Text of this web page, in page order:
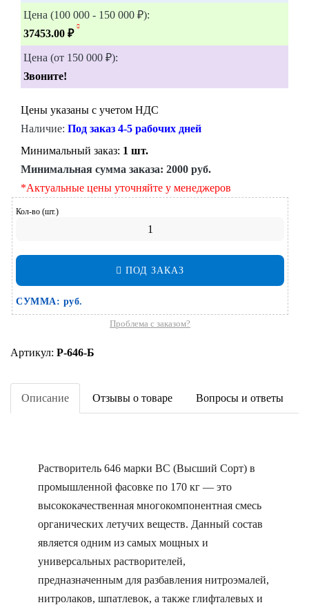
Цена (100 000 - 150 000 ₽):
37453.00 ₽
Цена (от 150 000 ₽):
Звоните!
Цены указаны с учетом НДС
Наличие: Под заказ 4-5 рабочих дней
Минимальный заказ: 1 шт.
Минимальная сумма заказа: 2000 руб.
*Актуальные цены уточняйте у менеджеров
Кол-во (шт.)
ПОД ЗАКАЗ
СУММА: руб.
Проблема с заказом?
Артикул: Р-646-Б
Описание Отзывы о товаре Вопросы и ответы
Растворитель 646 марки ВС (Высший Сорт) в
промышленной фасовке по 170 кг — это
высококачественная многокомпонентная смесь
органических летучих веществ. Данный состав
является одним из самых мощных и
универсальных растворителей,
предназначенным для разбавления нитроэмалей,
нитролаков, шпатлевок, а также глифталевых и